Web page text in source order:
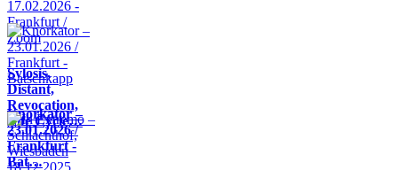
Sylosis,
Distant,
Revocation,
Life Cycle…
Knorkator –
23.01.2026 /
Frankfurt -
Bat…